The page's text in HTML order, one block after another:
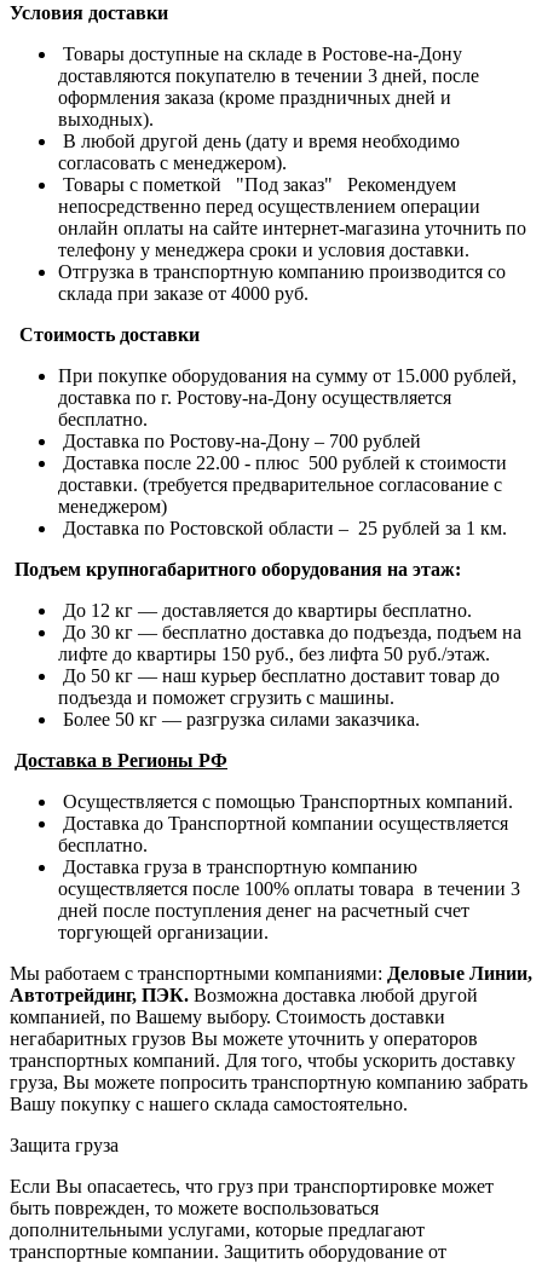
Условия доставки
Товары доступные на складе в Ростове-на-Дону
доставляются покупателю в течении 3 дней, после
оформления заказа (кроме праздничных дней и
выходных).
В любой другой день (дату и время необходимо
согласовать с менеджером).
Товары с пометкой "Под заказ" Рекомендуем
непосредственно перед осуществлением операции
онлайн оплаты на сайте интернет-магазина уточнить по
телефону у менеджера сроки и условия доставки.
Отгрузка в транспортную компанию производится со
склада при заказе от 4000 руб.
Стоимость доставки
При покупке оборудования на сумму от 15.000 рублей,
доставка по г. Ростову-на-Дону осуществляется
бесплатно.
Доставка по Ростову-на-Дону – 700 рублей
Доставка после 22.00 - плюс 500 рублей к стоимости
доставки. (требуется предварительное согласование с
менеджером)
Доставка по Ростовской области – 25 рублей за 1 км.
Подъем крупногабаритного оборудования на этаж:
До 12 кг — доставляется до квартиры бесплатно.
До 30 кг — бесплатно доставка до подъезда, подъем на
лифте до квартиры 150 руб., без лифта 50 руб./этаж.
До 50 кг — наш курьер бесплатно доставит товар до
подъезда и поможет сгрузить с машины.
Более 50 кг — разгрузка силами заказчика.
Доставка в Регионы РФ
Осуществляется с помощью Транспортных компаний.
Доставка до Транспортной компании осуществляется
бесплатно.
Доставка груза в транспортную компанию
осуществляется после 100% оплаты товара в течении 3
дней после поступления денег на расчетный счет
торгующей организации.
Мы работаем с транспортными компаниями: Деловые Линии,
Автотрейдинг, ПЭК. Возможна доставка любой другой
компанией, по Вашему выбору. Стоимость доставки
негабаритных грузов Вы можете уточнить у операторов
транспортных компаний. Для того, чтобы ускорить доставку
груза, Вы можете попросить транспортную компанию забрать
Вашу покупку с нашего склада самостоятельно.
Защита груза
Если Вы опасаетесь, что груз при транспортировке может
быть поврежден, то можете воспользоваться
дополнительными услугами, которые предлагают
транспортные компании. Защитить оборудование от